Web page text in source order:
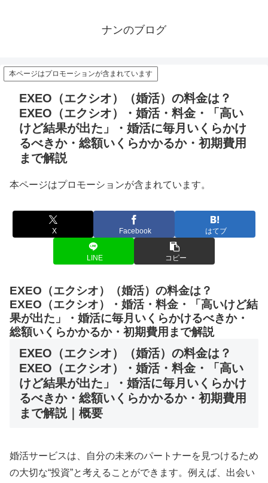
ナンのブログ
本ページはプロモーションが含まれています
EXEO（エクシオ）（婚活）の料金は？
EXEO（エクシオ）・婚活・料金・「高い
けど結果が出た」・婚活に毎月いくらかけ
るべきか・総額いくらかかるか・初期費用
まで解説
本ページはプロモーションが含まれています。
X Facebook はてブ
LINE コピー
EXEO（エクシオ）（婚活）の料金は？
EXEO（エクシオ）・婚活・料金・「高いけど結
果が出た」・婚活に毎月いくらかけるべきか・
総額いくらかかるか・初期費用まで解説
EXEO（エクシオ）（婚活）の料金は？
EXEO（エクシオ）・婚活・料金・「高い
けど結果が出た」・婚活に毎月いくらかけ
るべきか・総額いくらかかるか・初期費用
まで解説｜概要
婚活サービスは、自分の未来のパートナーを見つけるため
の大切な“投資”と考えることができます。例えば、出会い